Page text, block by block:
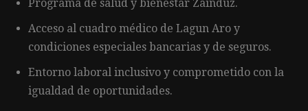
Programa de salud y bienestar Zainduz.
Acceso al cuadro médico de Lagun Aro y
condiciones especiales bancarias y de seguros.
Entorno laboral inclusivo y comprometido con la
igualdad de oportunidades.